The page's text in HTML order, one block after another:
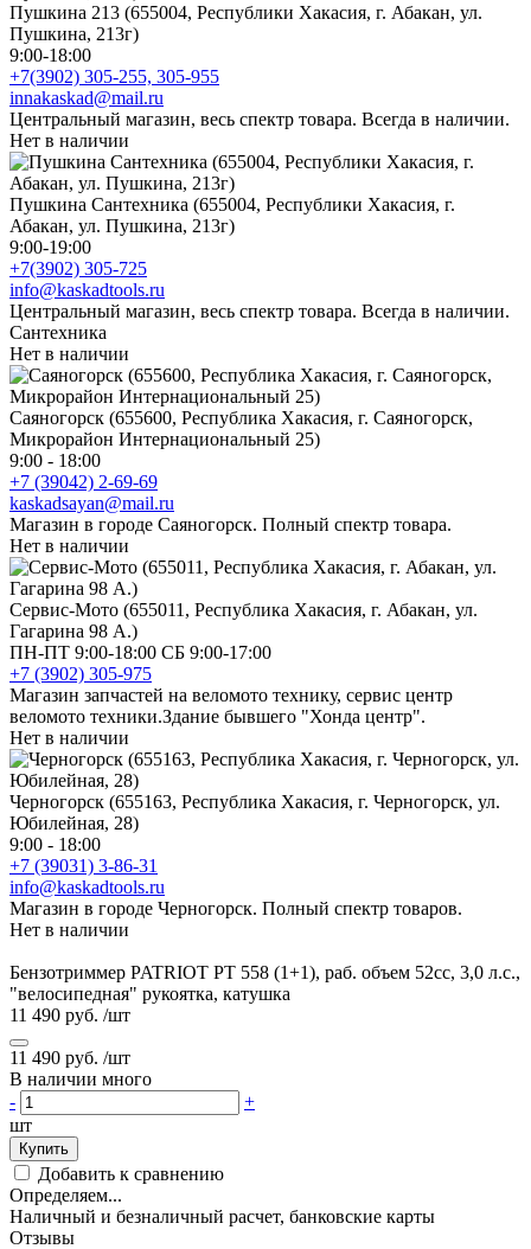
Пушкина 213 (655004, Республики Хакасия, г. Абакан, ул.
Пушкина, 213г)
9:00-18:00
+7(3902) 305-255, 305-955
innakaskad@mail.ru
Центральный магазин, весь спектр товара. Всегда в наличии.
Нет в наличии
Пушкина Сантехника (655004, Республики Хакасия, г.
Абакан, ул. Пушкина, 213г)
9:00-19:00
+7(3902) 305-725
info@kaskadtools.ru
Центральный магазин, весь спектр товара. Всегда в наличии.
Сантехника
Нет в наличии
Саяногорск (655600, Республика Хакасия, г. Саяногорск,
Микрорайон Интернациональный 25)
9:00 - 18:00
+7 (39042) 2-69-69
kaskadsayan@mail.ru
Магазин в городе Саяногорск. Полный спектр товара.
Нет в наличии
Сервис-Мото (655011, Республика Хакасия, г. Абакан, ул.
Гагарина 98 А.)
ПН-ПТ 9:00-18:00 СБ 9:00-17:00
+7 (3902) 305-975
Магазин запчастей на веломото технику, сервис центр
веломото техники.Здание бывшего "Хонда центр".
Нет в наличии
Черногорск (655163, Республика Хакасия, г. Черногорск, ул.
Юбилейная, 28)
9:00 - 18:00
+7 (39031) 3-86-31
info@kaskadtools.ru
Магазин в городе Черногорск. Полный спектр товаров.
Нет в наличии
Бензотриммер PATRIOT PT 558 (1+1), раб. объем 52сс, 3,0 л.с.,
"велосипедная" рукоятка, катушка
11 490 руб. /шт
11 490 руб. /шт
В наличии много
-
+
шт
Купить
Добавить к сравнению
Определяем...
Наличный и безналичный расчет, банковские карты
Отзывы